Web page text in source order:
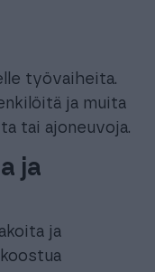
työvaiheita.
ja muita
tai ajoneuvoja.
ja
ja